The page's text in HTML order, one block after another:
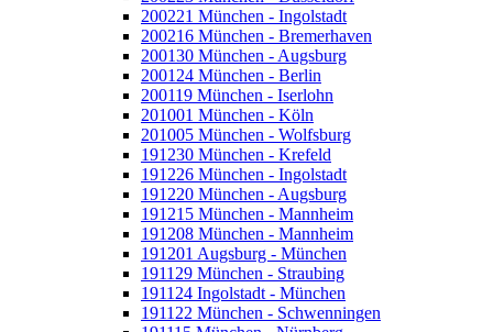
200221 München - Ingolstadt
200216 München - Bremerhaven
200130 München - Augsburg
200124 München - Berlin
200119 München - Iserlohn
201001 München - Köln
201005 München - Wolfsburg
191230 München - Krefeld
191226 München - Ingolstadt
191220 München - Augsburg
191215 München - Mannheim
191208 München - Mannheim
191201 Augsburg - München
191129 München - Straubing
191124 Ingolstadt - München
191122 München - Schwenningen